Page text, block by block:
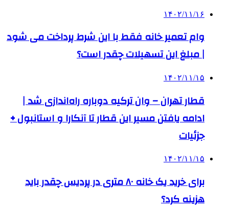
۱۴۰۲/۱۱/۱۶
وام تعمیر خانه فقط با این شرط پرداخت می شود
| مبلغ این تسهیلات چقدر است؟
۱۴۰۲/۱۱/۱۵
قطار تهران – وان ترکیه دوباره راه‌اندازی شد |
ادامه یافتن مسیر این قطار تا آنکارا و استانبول +
جزئیات
۱۴۰۲/۱۱/۱۵
برای خرید یک خانه ۸۰ متری در پردیس چقدر باید
هزینه کرد؟